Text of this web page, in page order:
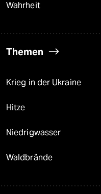
Wahrheit
Themen
Krieg in der Ukraine
Hitze
Niedrigwasser
Waldbrände